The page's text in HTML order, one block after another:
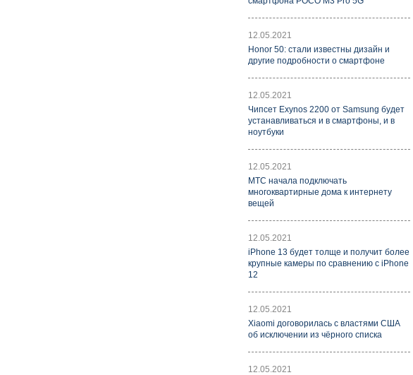
12.05.2021
Honor 50: стали известны дизайн и
другие подробности о смартфоне
12.05.2021
Чипсет Exynos 2200 от Samsung будет
устанавливаться и в смартфоны, и в
ноутбуки
12.05.2021
МТС начала подключать
многоквартирные дома к интернету
вещей
12.05.2021
iPhone 13 будет толще и получит более
крупные камеры по сравнению с iPhone
12
12.05.2021
Xiaomi договорилась с властями США
об исключении из чёрного списка
12.05.2021